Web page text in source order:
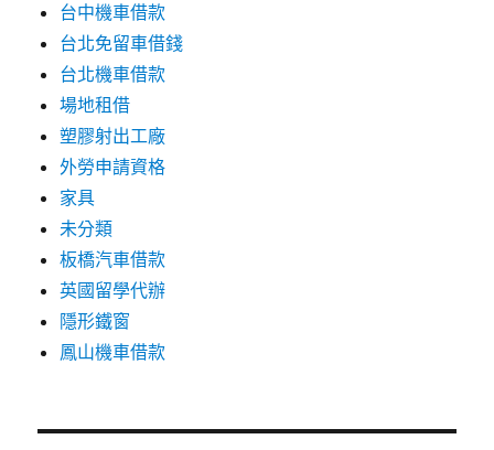
台中機車借款
台北免留車借錢
台北機車借款
場地租借
塑膠射出工廠
外勞申請資格
家具
未分類
板橋汽車借款
英國留學代辦
隱形鐵窗
鳳山機車借款